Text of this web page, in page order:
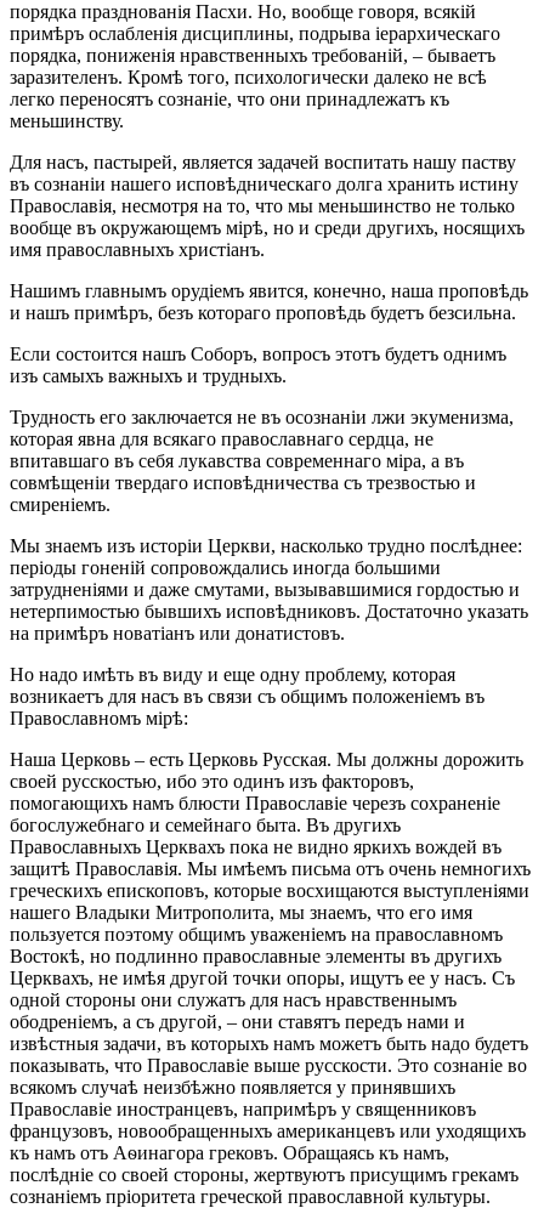
порядка празднованія Пасхи. Но, вообще говоря, всякій
примѣръ ослабленія дисциплины, подрыва іерархическаго
порядка, пониженія нравственныхъ требованій, – бываетъ
заразителенъ. Кромѣ того, психологически далеко не всѣ
легко переносятъ сознаніе, что они принадлежатъ къ
меньшинству.
Для насъ, пастырей, является задачей воспитать нашу паству
въ сознаніи нашего исповѣдническаго долга хранить истину
Православія, несмотря на то, что мы меньшинство не только
вообще въ окружающемъ мірѣ, но и среди другихъ, носящихъ
имя православныхъ христіанъ.
Нашимъ главнымъ орудіемъ явится, конечно, наша проповѣдь
и нашъ примѣръ, безъ котораго проповѣдь будетъ безсильна.
Если состоится нашъ Соборъ, вопросъ этотъ будетъ однимъ
изъ самыхъ важныхъ и трудныхъ.
Трудность его заключается не въ осознаніи лжи экуменизма,
которая явна для всякаго православнаго сердца, не
впитавшаго въ себя лукавства современнаго міра, а въ
совмѣщеніи твердаго исповѣдничества съ трезвостью и
смиреніемъ.
Мы знаемъ изъ исторіи Церкви, насколько трудно послѣднее:
періоды гоненій сопровождались иногда большими
затрудненіями и даже смутами, вызывавшимися гордостью и
нетерпимостью бывшихъ исповѣдниковъ. Достаточно указать
на примѣръ новатіанъ или донатистовъ.
Но надо имѣть въ виду и еще одну проблему, которая
возникаетъ для насъ въ связи съ общимъ положеніемъ въ
Православномъ мірѣ:
Наша Церковь – есть Церковь Русская. Мы должны дорожить
своей русскостью, ибо это одинъ изъ факторовъ,
помогающихъ намъ блюсти Православіе черезъ сохраненіе
богослужебнаго и семейнаго быта. Въ другихъ
Православныхъ Церквахъ пока не видно яркихъ вождей въ
защитѣ Православія. Мы имѣемъ письма отъ очень немногихъ
греческихъ епископовъ, которые восхищаются выступленіями
нашего Владыки Митрополита, мы знаемъ, что его имя
пользуется поэтому общимъ уваженіемъ на православномъ
Востокѣ, но подлинно православные элементы въ другихъ
Церквахъ, не имѣя другой точки опоры, ищутъ ее у насъ. Съ
одной стороны они служатъ для насъ нравственнымъ
ободреніемъ, а съ другой, – они ставятъ передъ нами и
извѣстныя задачи, въ которыхъ намъ можетъ быть надо будетъ
показывать, что Православіе выше русскости. Это сознаніе во
всякомъ случаѣ неизбѣжно появляется у принявшихъ
Православіе иностранцевъ, напримѣръ у священниковъ
французовъ, новообращенныхъ американцевъ или уходящихъ
къ намъ отъ Аѳинагора грековъ. Обращаясь къ намъ,
послѣдніе со своей стороны, жертвуютъ присущимъ грекамъ
сознаніемъ пріоритета греческой православной культуры.